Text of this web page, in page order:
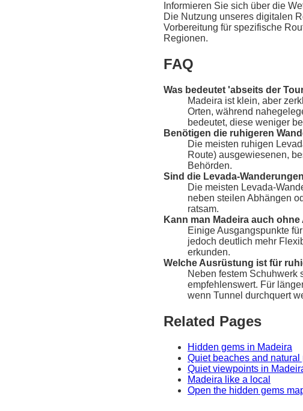
Informieren Sie sich über die
Die Nutzung unseres digitalen
Vorbereitung für spezifische
Regionen.
FAQ
Was bedeutet 'abseits der
Madeira ist klein, aber
Orten, während
bedeutet, diese weniger
Benötigen die ruhigeren
Die meisten ruhigen
Route) ausgewiesenen,
Behörden.
Sind die Levada-
Die meisten Levada-
neben steilen Abhängen
ratsam.
Kann man Madeira auch
Einige Ausgangspunkte
jedoch deutlich mehr
erkunden.
Welche Ausrüstung ist für
Neben festem Schuhwerk
empfehlenswert. Für
wenn Tunnel durchquert
Related Pages
Hidden gems in Madeira
Quiet beaches and natural
Quiet viewpoints in
Madeira like a local
Open the hidden gems